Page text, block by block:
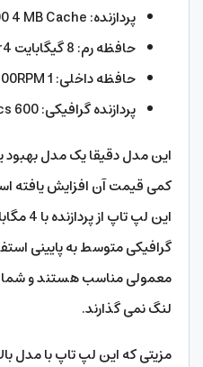
پردازنده: intel Celeron N4000 4 MB Cache
حافظه رم: 8 گیگابایت ddr4
حافظه داخلی: 1 TB 5400RPM
پردازنده گرافیکی: intel UHD Graphics 600
این مدل دقیقا یک مدل
کمی قیمت آن افزایش یافته
این لپ
گرافیکی متوسط به پایینی
معمولی مناسب هستند و شما
لنگ نمی گذارند.